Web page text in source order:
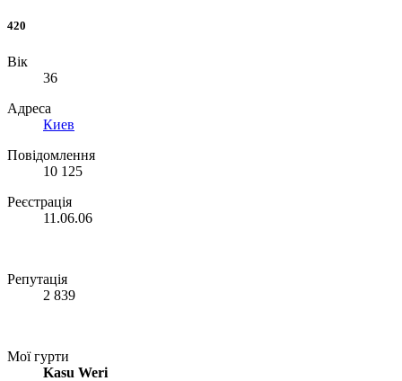
420
Вік
36
Адреса
Киев
Повідомлення
10 125
Реєстрація
11.06.06
Репутація
2 839
Мої гурти
Kasu Weri